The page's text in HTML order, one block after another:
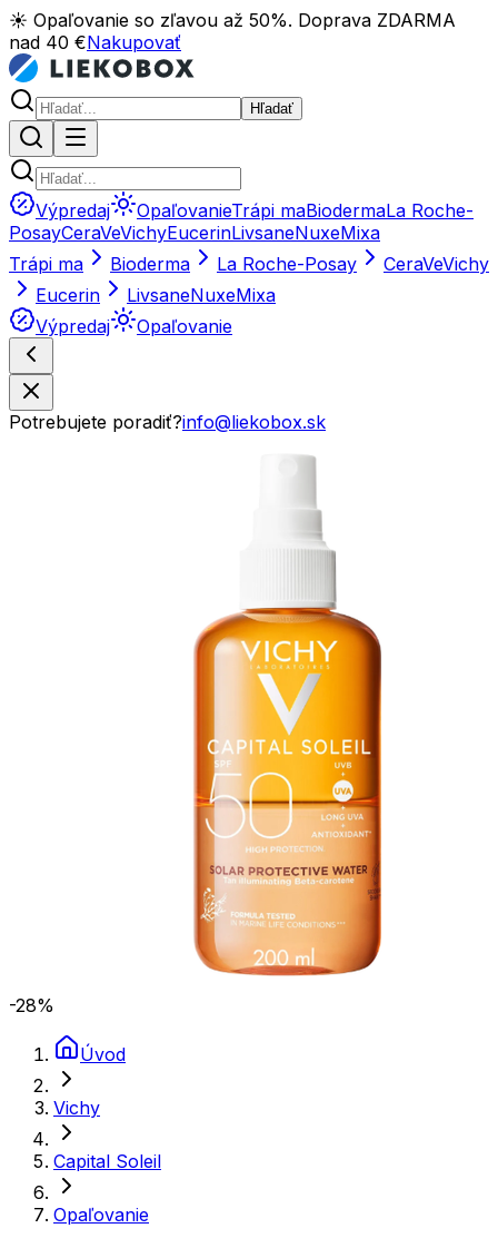
☀️ Opaľovanie so zľavou až 50%. Doprava ZDARMA
nad 40 €Nakupovať
Hľadať
Výpredaj OpaľovanieTrápi maBiodermaLa Roche-
PosayCeraVeVichyEucerinLivsaneNuxeMixa
Trápi ma
Bioderma La Roche-Posay CeraVeVichy
Eucerin
LivsaneNuxeMixa
Výpredaj
Opaľovanie
Potrebujete poradiť?info@liekobox.sk
-28%
Úvod
Vichy
Capital Soleil
Opaľovanie